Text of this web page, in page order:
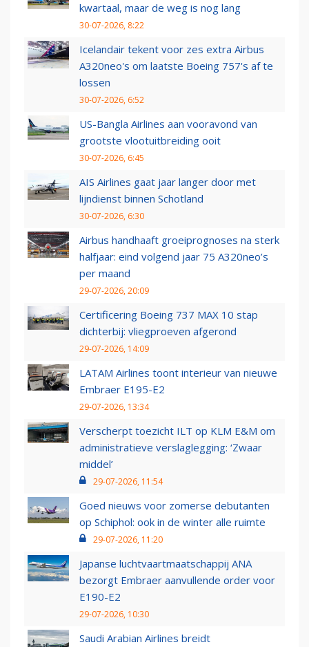
kwartaal, maar de weg is nog lang
30-07-2026, 8:22
Icelandair tekent voor zes extra Airbus
A320neo's om laatste Boeing 757's af te
lossen
30-07-2026, 6:52
US-Bangla Airlines aan vooravond van
grootste vlootuitbreiding ooit
30-07-2026, 6:45
AIS Airlines gaat jaar langer door met
lijndienst binnen Schotland
30-07-2026, 6:30
Airbus handhaaft groeiprognoses na sterk
halfjaar: eind volgend jaar 75 A320neo’s
per maand
29-07-2026, 20:09
Certificering Boeing 737 MAX 10 stap
dichterbij: vliegproeven afgerond
29-07-2026, 14:09
LATAM Airlines toont interieur van nieuwe
Embraer E195-E2
29-07-2026, 13:34
Verscherpt toezicht ILT op KLM E&M om
administratieve verslaglegging: ‘Zwaar
middel’
29-07-2026, 11:54
Goed nieuws voor zomerse debutanten
op Schiphol: ook in de winter alle ruimte
29-07-2026, 11:20
Japanse luchtvaartmaatschappij ANA
bezorgt Embraer aanvullende order voor
E190-E2
29-07-2026, 10:30
Saudi Arabian Airlines breidt